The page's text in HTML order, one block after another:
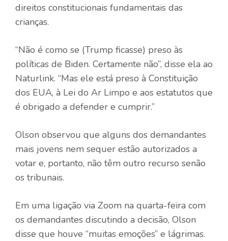
direitos constitucionais fundamentais das
crianças.
“Não é como se (Trump ficasse) preso às
políticas de Biden. Certamente não”, disse ela ao
Naturlink. “Mas ele está preso à Constituição
dos EUA, à Lei do Ar Limpo e aos estatutos que
é obrigado a defender e cumprir.”
Olson observou que alguns dos demandantes
mais jovens nem sequer estão autorizados a
votar e, portanto, não têm outro recurso senão
os tribunais.
Em uma ligação via Zoom na quarta-feira com
os demandantes discutindo a decisão, Olson
disse que houve “muitas emoções” e lágrimas.